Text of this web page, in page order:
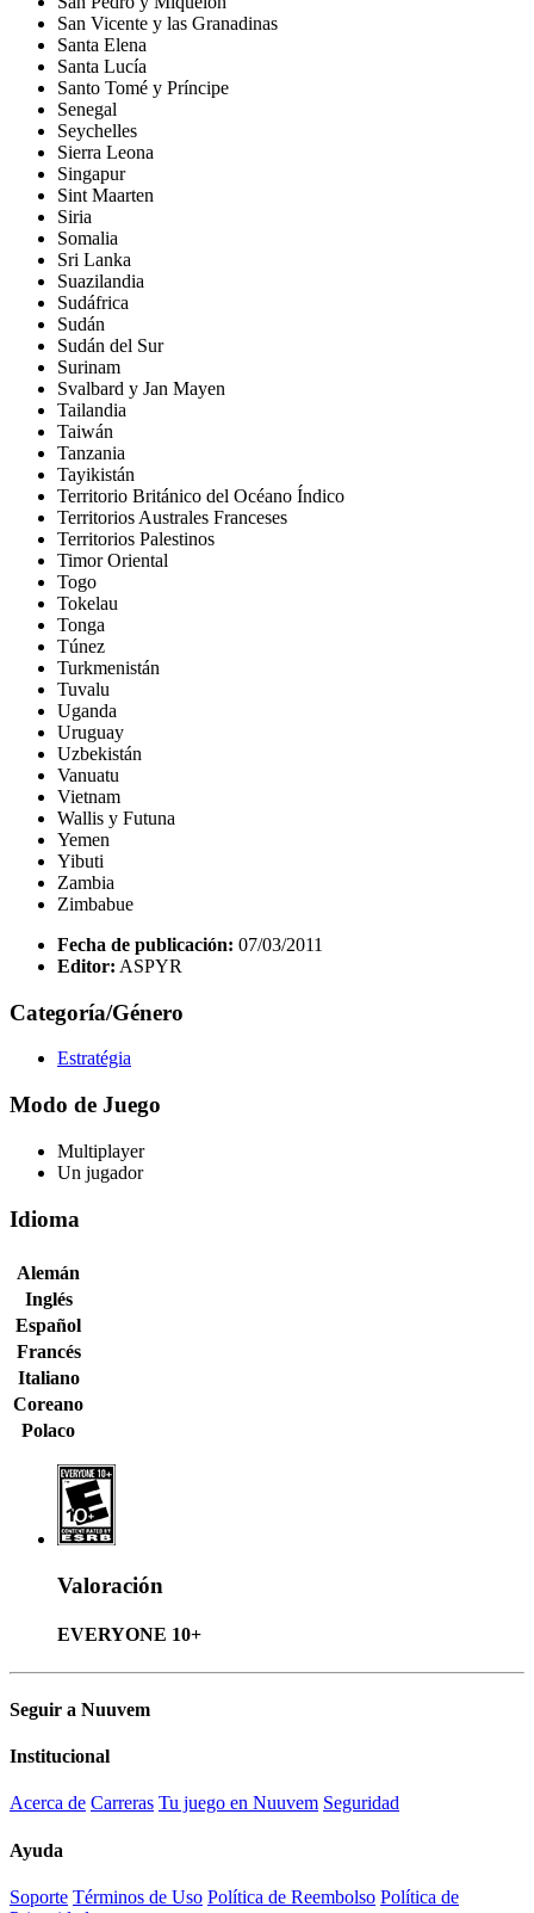
San Vicente y las Granadinas
Santa Elena
Santa Lucía
Santo Tomé y Príncipe
Senegal
Seychelles
Sierra Leona
Singapur
Sint Maarten
Siria
Somalia
Sri Lanka
Suazilandia
Sudáfrica
Sudán
Sudán del Sur
Surinam
Svalbard y Jan Mayen
Tailandia
Taiwán
Tanzania
Tayikistán
Territorio Británico del Océano Índico
Territorios Australes Franceses
Territorios Palestinos
Timor Oriental
Togo
Tokelau
Tonga
Túnez
Turkmenistán
Tuvalu
Uganda
Uruguay
Uzbekistán
Vanuatu
Vietnam
Wallis y Futuna
Yemen
Yibuti
Zambia
Zimbabue
Fecha de publicación: 07/03/2011
Editor: ASPYR
Categoría/Género
Estratégia
Modo de Juego
Multiplayer
Un jugador
Idioma
Alemán
Inglés
Español
Francés
Italiano
Coreano
Polaco
Valoración
EVERYONE 10+
Seguir a Nuuvem
Institucional
Acerca de Carreras Tu juego en Nuuvem Seguridad
Ayuda
Soporte Términos de Uso Política de Reembolso Política de